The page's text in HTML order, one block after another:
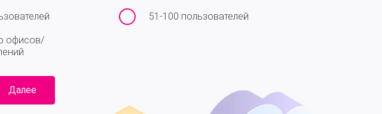
51-100 пользователей
офисов/
Далее